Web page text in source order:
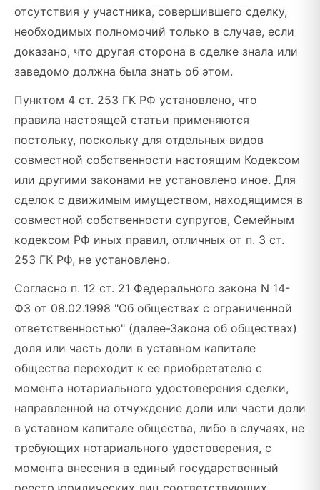
отсутствия у участника, совершившего сделку,
необходимых полномочий только в случае, если
доказано, что другая сторона в сделке знала или
заведомо должна была знать об этом.
Пунктом 4 ст. 253 ГК РФ установлено, что
правила настоящей статьи применяются
постольку, поскольку для отдельных видов
совместной собственности настоящим Кодексом
или другими законами не установлено иное. Для
сделок с движимым имуществом, находящимся в
совместной собственности супругов, Семейным
кодексом РФ иных правил, отличных от п. 3 ст.
253 ГК РФ, не установлено.
Согласно п. 12 ст. 21 Федерального закона N 14-
ФЗ от 08.02.1998 "Об обществах с ограниченной
ответственностью" (далее-Закона об обществах)
доля или часть доли в уставном капитале
общества переходит к ее приобретателю с
момента нотариального удостоверения сделки,
направленной на отчуждение доли или части доли
в уставном капитале общества, либо в случаях, не
требующих нотариального удостоверения, с
момента внесения в единый государственный